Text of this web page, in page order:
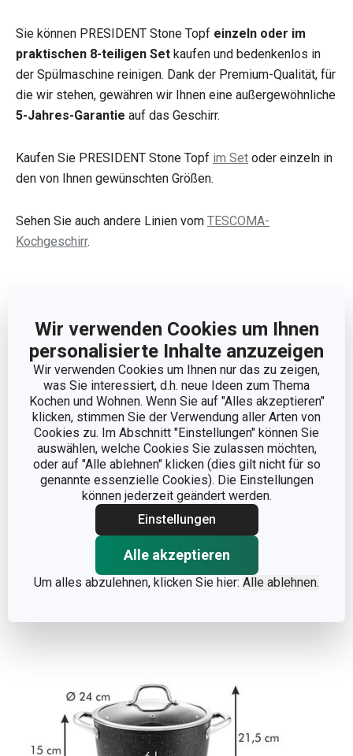
Wir verwenden Cookies um Ihnen
personalisierte Inhalte anzuzeigen
Wir verwenden Cookies um Ihnen nur das zu zeigen,
was Sie interessiert, d.h. neue Ideen zum Thema
Kochen und Wohnen. Wenn Sie auf "Alles akzeptieren"
klicken, stimmen Sie der Verwendung aller Arten von
Cookies zu. Im Abschnitt "Einstellungen" können Sie
auswählen, welche Cookies Sie zulassen möchten,
oder auf "Alle ablehnen" klicken (dies gilt nicht für so
genannte essenzielle Cookies). Die Einstellungen
können jederzeit geändert werden.
Einstellungen
Alle akzeptieren
Um alles abzulehnen, klicken Sie hier: Alle ablehnen.
Sie können PRESIDENT Stone Topf einzeln oder im
praktischen 8-teiligen Set kaufen und bedenkenlos in
der Spülmaschine reinigen. Dank der Premium-Qualität, für
die wir stehen, gewähren wir Ihnen eine außergewöhnliche
5-Jahres-Garantie auf das Geschirr.
Kaufen Sie PRESIDENT Stone Topf im Set oder einzeln in
den von Ihnen gewünschten Größen.
Sehen Sie auch andere Linien vom TESCOMA-
Kochgeschirr.
info@tescoma.de
Weniger anzeigen